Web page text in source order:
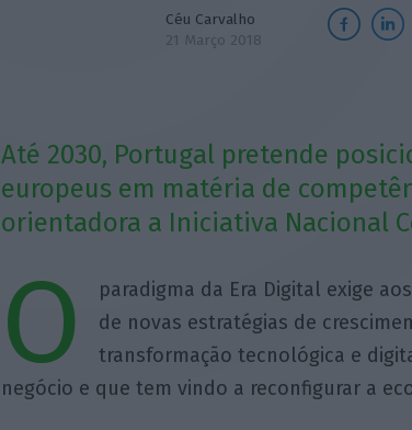
Céu Carvalho
21 Março 2018
Até 2030, Portugal pretende
europeus em matéria de
orientadora a Iniciativa Nacional
O
paradigma da Era Digital exige
de novas estratégias de
transformação tecnológica e
negócio e que tem vindo a reconfigurar a